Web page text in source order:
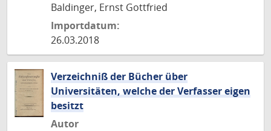
Baldinger, Ernst Gottfried
Importdatum:
26.03.2018
Verzeichniß der Bücher über
Universitäten, welche der Verfasser eigen
besitzt
Autor